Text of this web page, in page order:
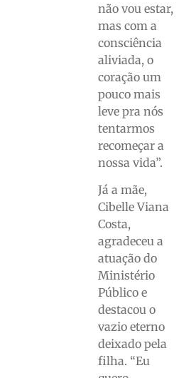
não vou estar,
mas com a
consciência
aliviada, o
coração um
pouco mais
leve pra nós
tentarmos
recomeçar a
nossa vida”.
Já a mãe,
Cibelle Viana
Costa,
agradeceu a
atuação do
Ministério
Público e
destacou o
vazio eterno
deixado pela
filha. “Eu